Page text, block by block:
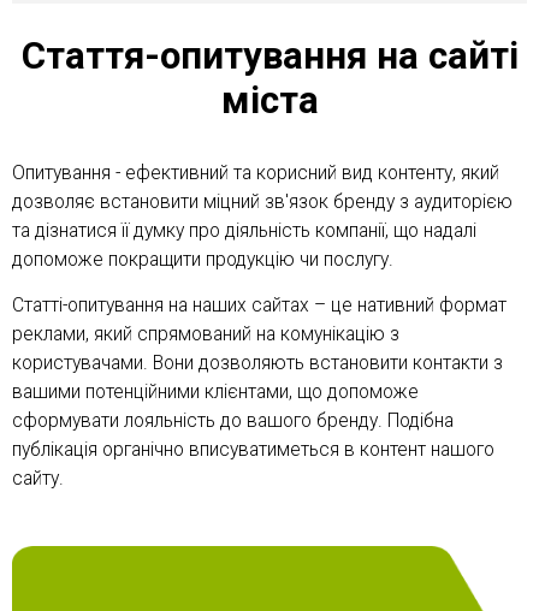
Стаття-опитування на сайті
міста
Опитування - ефективний та корисний вид контенту, який
дозволяє встановити міцний зв'язок бренду з аудиторією
та дізнатися її думку про діяльність компанії, що надалі
допоможе покращити продукцію чи послугу.
Статті-опитування на наших сайтах – це нативний формат
реклами, який спрямований на комунікацію з
користувачами. Вони дозволяють встановити контакти з
вашими потенційними клієнтами, що допоможе
сформувати лояльність до вашого бренду. Подібна
публікація органічно вписуватиметься в контент нашого
сайту.